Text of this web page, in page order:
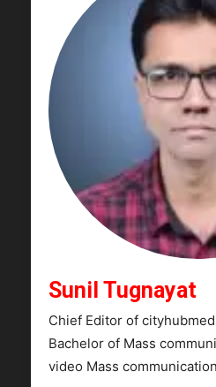
Sunil Tugnayat
Chief Editor of
Bachelor of Mass
video Mass communication